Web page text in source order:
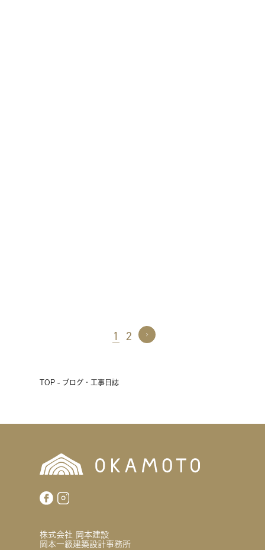
1 2
TOP - ブログ・工事日誌
株式会社 岡本建設
岡本一級建築設計事務所